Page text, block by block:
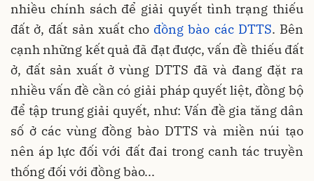
nhiều chính sách để giải quyết tình trạng thiếu
đất ở, đất sản xuất cho đồng bào các DTTS. Bên
cạnh những kết quả đã đạt được, vấn đề thiếu đất
ở, đất sản xuất ở vùng DTTS đã và đang đặt ra
nhiều vấn đề cần có giải pháp quyết liệt, đồng bộ
để tập trung giải quyết, như: Vấn đề gia tăng dân
số ở các vùng đồng bào DTTS và miền núi tạo
nên áp lực đối với đất đai trong canh tác truyền
thống đối với đồng bào...